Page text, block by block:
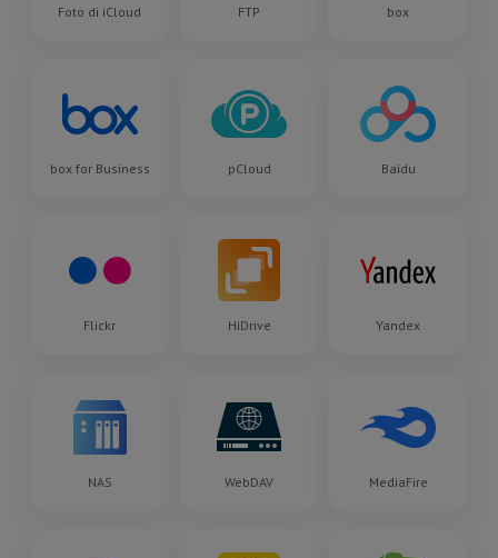
Foto di iCloud FTP box
box for Business pCloud Baidu
Flickr HiDrive Yandex
NAS WebDAV MediaFire